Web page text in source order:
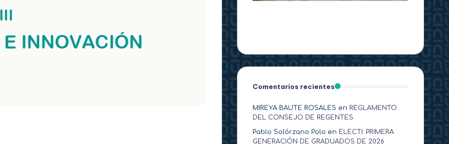
Comentarios recientes
MIREYA BAUTE ROSALES en REGLAMENTO
DEL CONSEJO DE REGENTES
Pablo Solórzano Polo en ELECTI: PRIMERA
GENERACIÓN DE GRADUADOS DE 2026